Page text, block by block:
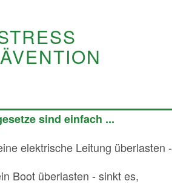
sind einfach ...
elektrische Leitung überlasten
Boot überlasten - sinkt es,